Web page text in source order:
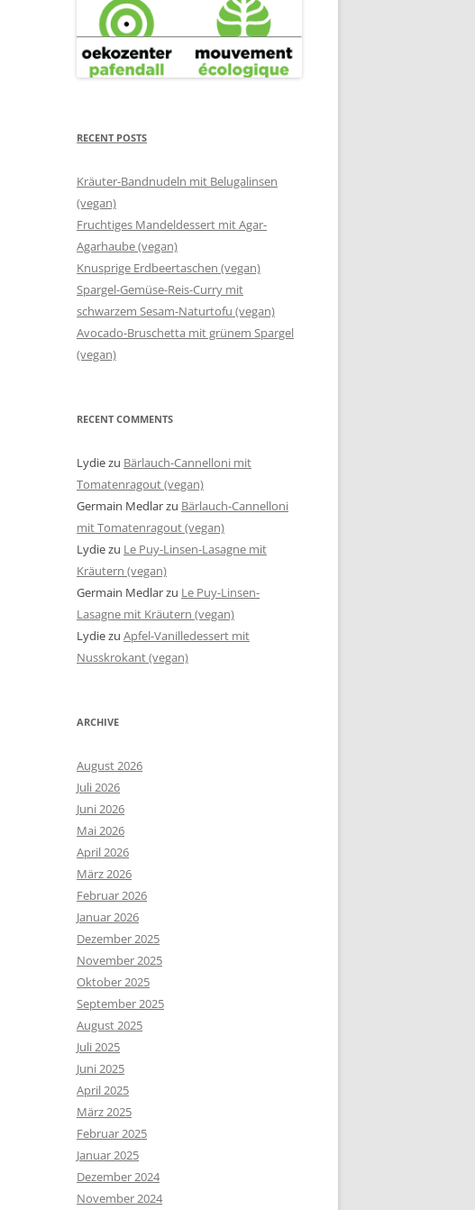
RECENT POSTS
Kräuter-Bandnudeln mit Belugalinsen
(vegan)
Fruchtiges Mandeldessert mit Agar-
Agarhaube (vegan)
Knusprige Erdbeertaschen (vegan)
Spargel-Gemüse-Reis-Curry mit
schwarzem Sesam-Naturtofu (vegan)
Avocado-Bruschetta mit grünem Spargel
(vegan)
RECENT COMMENTS
Lydiezu Bärlauch-Cannelloni mit
Tomatenragout (vegan)
Germain Medlarzu Bärlauch-Cannelloni
mit Tomatenragout (vegan)
Lydiezu Le Puy-Linsen-Lasagne mit
Kräutern (vegan)
Germain Medlarzu Le Puy-Linsen-
Lasagne mit Kräutern (vegan)
Lydiezu Apfel-Vanilledessert mit
Nusskrokant (vegan)
ARCHIVE
August 2026
Juli 2026
Juni 2026
Mai 2026
April 2026
März 2026
Februar 2026
Januar 2026
Dezember 2025
November 2025
Oktober 2025
September 2025
August 2025
Juli 2025
Juni 2025
April 2025
März 2025
Februar 2025
Januar 2025
Dezember 2024
November 2024